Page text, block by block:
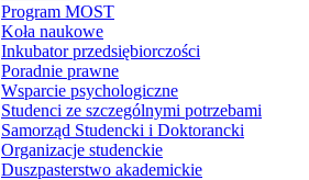
Program MOST
Koła naukowe
Inkubator przedsiębiorczości
Poradnie prawne
Wsparcie psychologiczne
Studenci ze szczególnymi potrzebami
Samorząd Studencki i Doktorancki
Organizacje studenckie
Duszpasterstwo akademickie